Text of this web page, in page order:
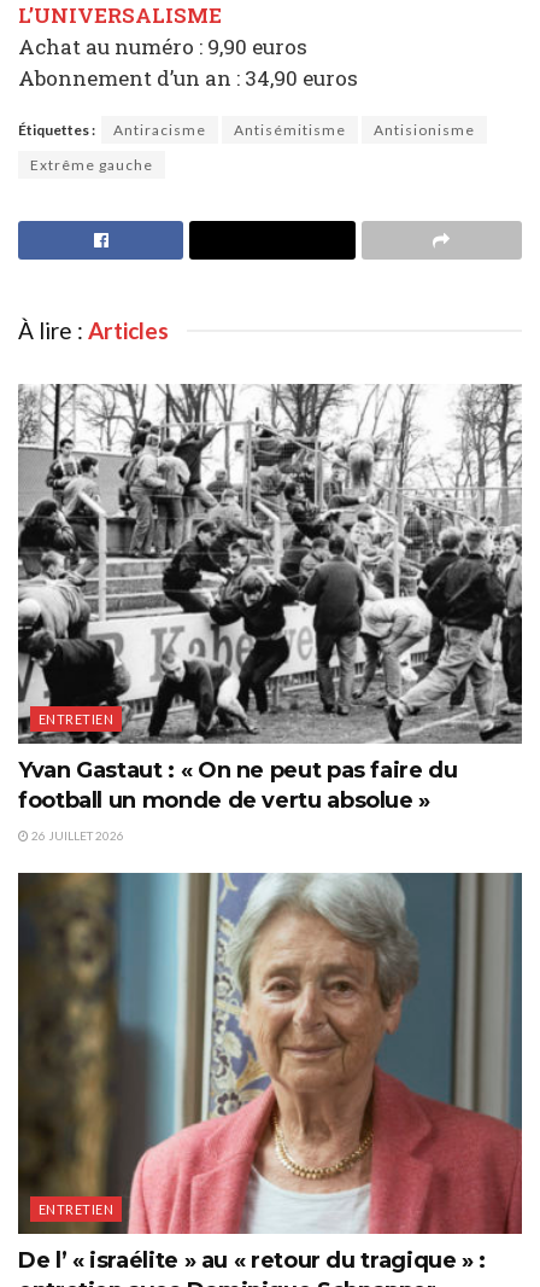
L’UNIVERSALISME
Achat au numéro : 9,90 euros
Abonnement d’un an : 34,90 euros
Étiquettes : Antiracisme Antisémitisme
Antisionisme
Extrême gauche
À lire : Articles
ENTRETIEN
Yvan Gastaut : « On ne peut pas faire du
football un monde de vertu absolue »
26 JUILLET 2026
ENTRETIEN
De l’ « israélite » au « retour du tragique » :